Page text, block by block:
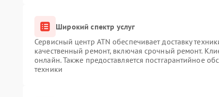
Широкий спектр услуг
Сервисный центр ATN обеспечивает доставку
качественный ремонт, включая срочный ремонт.
онлайн. Также предоставляется постгарантийное
техники